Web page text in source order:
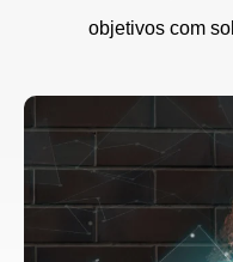
objetivos com